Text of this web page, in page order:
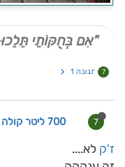
"אִם בְּחֻקּוֹתַי
7 תגובה 1
7 700 ליטר קולה
ז'ק לא....